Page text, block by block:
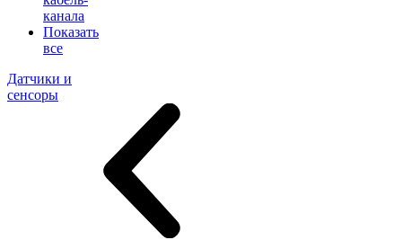
канала
Показать
все
Датчики и
сенсоры